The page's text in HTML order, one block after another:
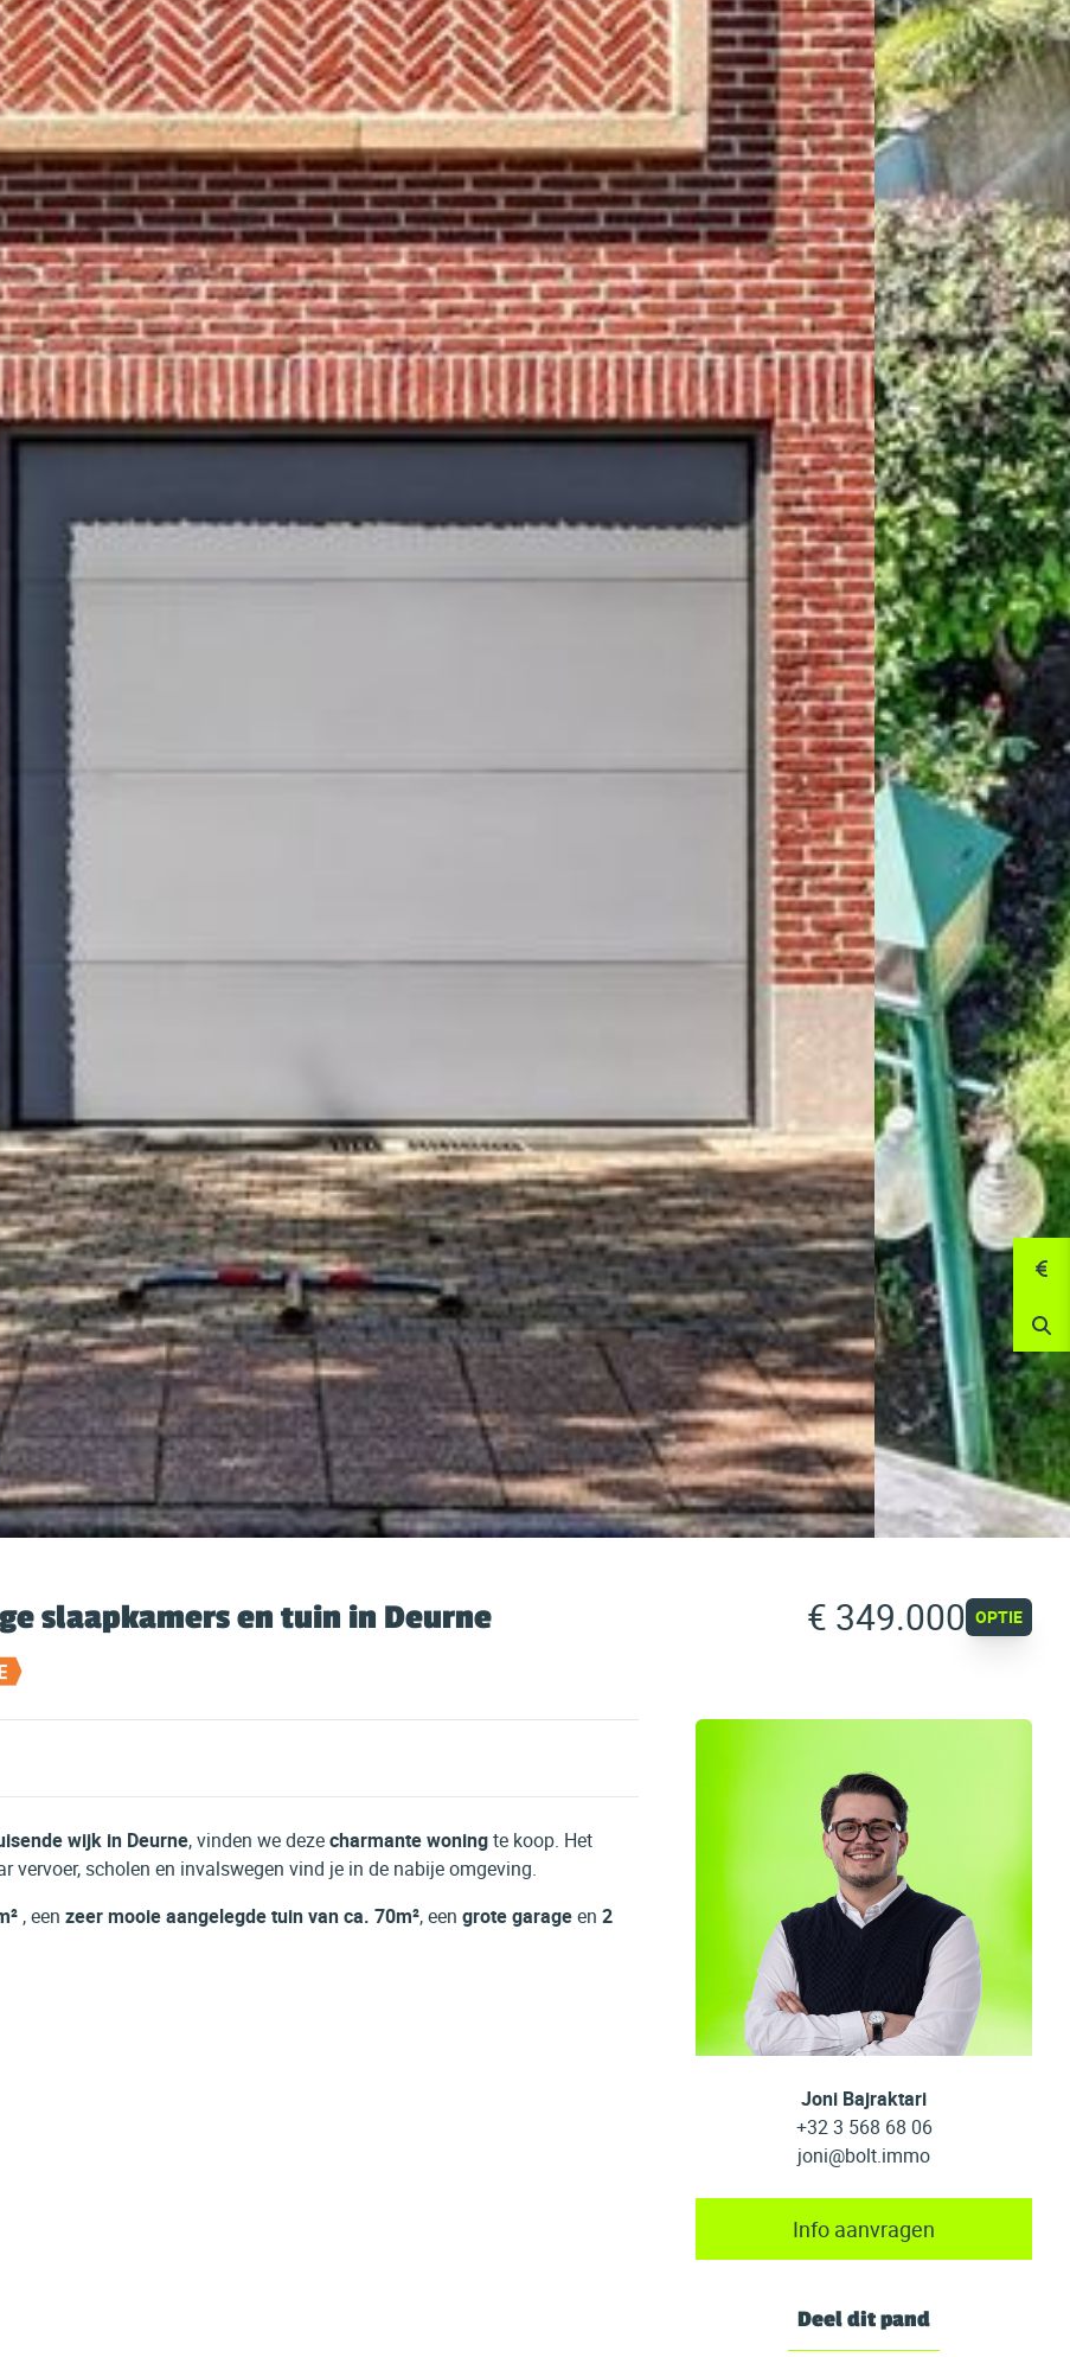
slaapkamers en tuin in Deurne € 349.000 OPTIE
wijk in Deurne, vinden we dezecharmante woningte koop. Het
vervoer, scholen en invalswegen vind je in de nabije omgeving.
, een zeer mooie aangelegde tuin van ca. 70m², een grote garageen 2
Joni Bajraktari
+32 3 568 68 06
joni@bolt.immo
Info aanvragen
Deel dit pand